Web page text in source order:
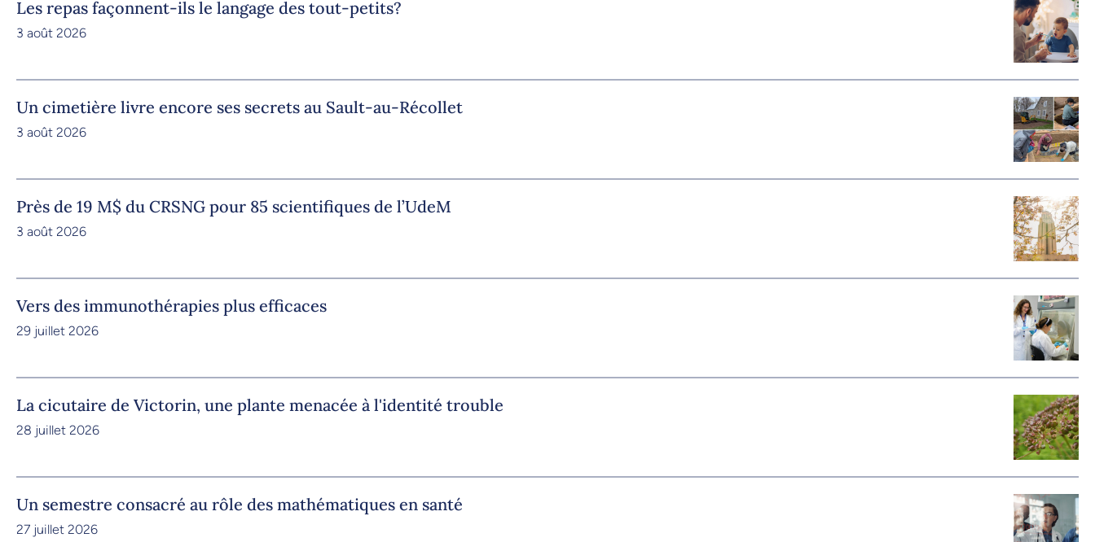
Les repas façonnent-ils le langage des tout-petits?
3 août 2026
Un cimetière livre encore ses secrets au Sault-au-Récollet
3 août 2026
Près de 19 M$ du CRSNG pour 85 scientifiques de l’UdeM
3 août 2026
Vers des immunothérapies plus efficaces
29 juillet 2026
La cicutaire de Victorin, une plante menacée à l'identité trouble
28 juillet 2026
Un semestre consacré au rôle des mathématiques en santé
27 juillet 2026